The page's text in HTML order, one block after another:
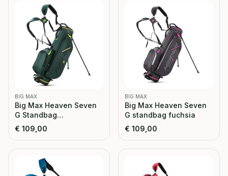
BIG MAX
Big Max Heaven Seven
G Standbag
forrest/green
€ 109,00
BIG MAX
Big Max Heaven Seven
G standbag fuchsia
€ 109,00